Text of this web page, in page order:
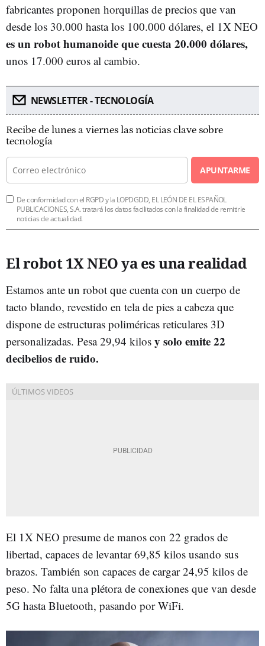
fabricantes proponen horquillas de precios que van
desde los 30.000 hasta los 100.000 dólares, el 1X NEO
es un robot humanoide que cuesta 20.000 dólares,
unos 17.000 euros al cambio.
NEWSLETTER - TECNOLOGÍA
Recibe de lunes a viernes las noticias clave sobre
tecnología
APUNTARME
De conformidad con el RGPD y la LOPDGDD, EL LEÓN DE EL ESPAÑOL
PUBLICACIONES, S.A. tratará los datos facilitados con la finalidad de remitirle
noticias de actualidad.
El robot 1X NEO ya es una realidad
Estamos ante un robot que cuenta con un cuerpo de
tacto blando, revestido en tela de pies a cabeza que
dispone de estructuras poliméricas reticulares 3D
personalizadas. Pesa 29,94 kilos y solo emite 22
decibelios de ruido.
El 1X NEO presume de manos con 22 grados de
libertad, capaces de levantar 69,85 kilos usando sus
brazos. También son capaces de cargar 24,95 kilos de
peso. No falta una plétora de conexiones que van desde
5G hasta Bluetooth, pasando por WiFi.